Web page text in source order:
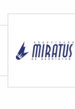
content